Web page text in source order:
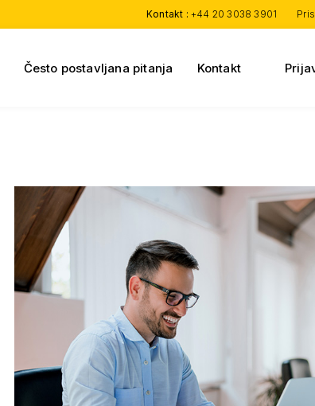
Kontakt : +44 20 3038 3901
Često postavljana pitanja Kontakt